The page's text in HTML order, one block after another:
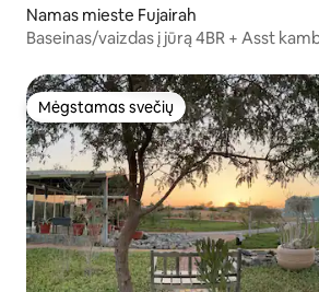
Namas mieste Fujairah
Baseinas/vaizdas į jūrą 4BR + Asst
Mėgstamas svečių
Mėgstamas svečių